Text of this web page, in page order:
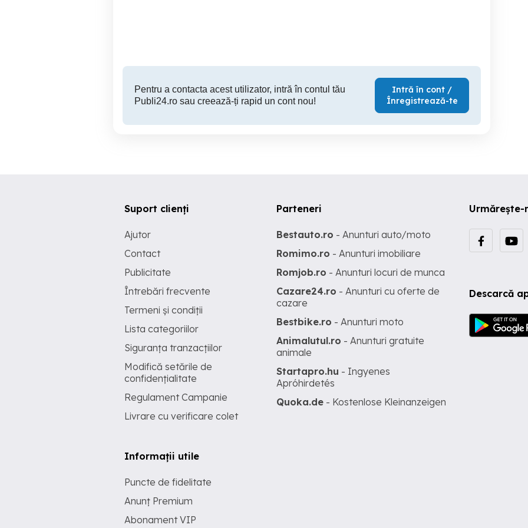
Pentru a contacta acest utilizator, intră în contul tău
Publi24.ro sau creează-ți rapid un cont nou!
Intră în cont /
Înregistrează-te
Urmărește-
Descarcă
Suport clienți
Ajutor
Contact
Publicitate
Întrebări frecvente
Termeni și condiții
Lista categoriilor
Siguranța tranzacțiilor
Modifică setările de
confidențialitate
Regulament Campanie
Livrare cu verificare colet
Informații utile
Puncte de fidelitate
Anunț Premium
Abonament VIP
Parteneri
Bestauto.ro - Anunturi auto/moto
Romimo.ro - Anunturi imobiliare
Romjob.ro - Anunturi locuri de munca
Cazare24.ro - Anunturi cu oferte de
cazare
Bestbike.ro - Anunturi moto
Animalutul.ro - Anunturi gratuite
animale
Startapro.hu - Ingyenes
Apróhirdetés
Quoka.de - Kostenlose Kleinanzeigen